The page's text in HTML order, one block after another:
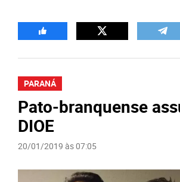
PARANÁ
Pato-branquense
DIOE
20/01/2019 às 07:05